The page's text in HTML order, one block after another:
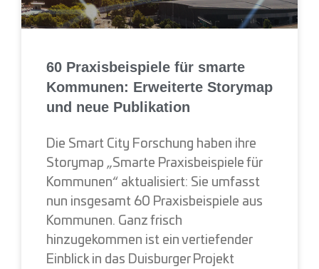
60 Praxisbeispiele für smarte
Kommunen: Erweiterte Storymap
und neue Publikation
Die Smart City Forschung haben ihre
Storymap „Smarte Praxisbeispiele für
Kommunen“ aktualisiert: Sie umfasst
nun insgesamt 60 Praxisbeispiele aus
Kommunen. Ganz frisch
hinzugekommen ist ein vertiefender
Einblick in das Duisburger Projekt